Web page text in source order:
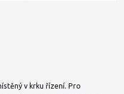
v krku řízení. Pro